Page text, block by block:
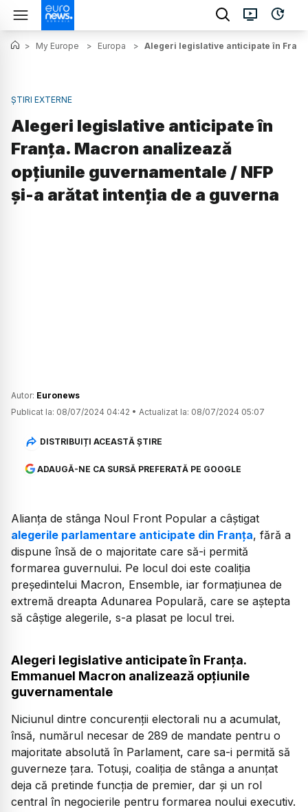
> My Europe > Europa > Alegeri legislative anticipate în
ȘTIRI EXTERNE
Alegeri legislative anticipate în
Franța. Macron analizează
opțiunile guvernamentale / NFP
și-a arătat intenția de a guverna
Autor: Euronews
Publicat la: 08/07/2024 04:42 • Actualizat la: 08/07/2024 05:07
DISTRIBUIȚI ACEASTĂ ȘTIRE
ADAUGĂ-NE CA SURSĂ PREFERATĂ PE GOOGLE
Alianța de stânga Noul Front Popular a câștigat
alegerile parlamentare anticipate din Franța, fără a
dispune însă de o majoritate care să-i permită
formarea guvernului. Pe locul doi este coaliția
președintelui Macron, Ensemble, iar formațiunea de
extremă dreapta Adunarea Populară, care se aștepta
să câștige alegerile, s-a plasat pe locul trei.
Alegeri legislative anticipate în Franța.
Emmanuel Macron analizează opțiunile
guvernamentale
Niciunul dintre concurenții electorali nu a acumulat,
însă, numărul necesar de 289 de mandate pentru o
majoritate absolută în Parlament, care sa-i permită să
guverneze țara. Totuși, coaliția de stânga a anunțat
deja că pretinde funcția de premier, dar și un rol
central în negocierile pentru formarea noului executiv.